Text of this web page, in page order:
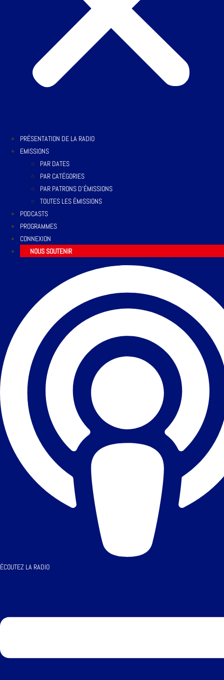
PRÉSENTATION DE LA RADIO
EMISSIONS
PAR DATES
PAR CATÉGORIES
PAR PATRONS D’ÉMISSIONS
TOUTES LES ÉMISSIONS
PODCASTS
PROGRAMMES
CONNEXION
NOUS SOUTENIR
ÉCOUTEZ LA RADIO